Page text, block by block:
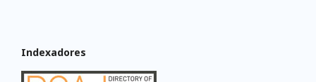
Indexadores